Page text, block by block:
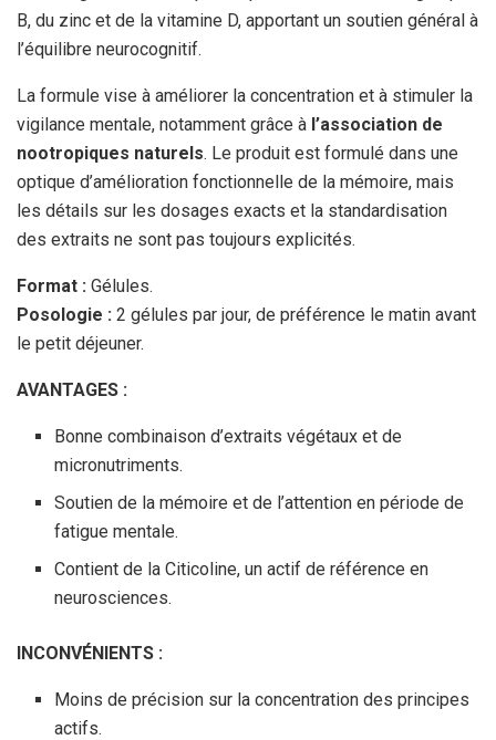
B, du zinc et de la vitamine D, apportant un soutien général à
l’équilibre neurocognitif.
La formule vise à améliorer la concentration et à stimuler la
vigilance mentale, notamment grâce à l’association de
nootropiques naturels. Le produit est formulé dans une
optique d’amélioration fonctionnelle de la mémoire, mais
les détails sur les dosages exacts et la standardisation
des extraits ne sont pas toujours explicités.
Format : Gélules.
Posologie : 2 gélules par jour, de préférence le matin avant
le petit déjeuner.
AVANTAGES :
Bonne combinaison d’extraits végétaux et de
micronutriments.
Soutien de la mémoire et de l’attention en période de
fatigue mentale.
Contient de la Citicoline, un actif de référence en
neurosciences.
INCONVÉNIENTS :
Moins de précision sur la concentration des principes
actifs.